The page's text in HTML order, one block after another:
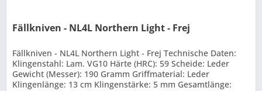
Fällkniven - NL4L Northern Light - Frej
Fällkniven - NL4L Northern Light - Frej Technische Daten:
Klingenstahl: Lam. VG10 Härte (HRC): 59 Scheide: Leder
Gewicht (Messer): 190 Gramm Griffmaterial: Leder
Klingenlänge: 13 cm Klingenstärke: 5 mm Gesamtlänge: